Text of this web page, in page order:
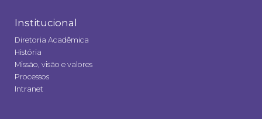
Institucional
Diretoria Acadêmica
História
Missão, visão e valores
Processos
Intranet